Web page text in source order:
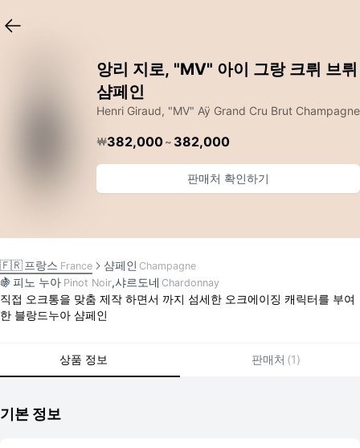
앙리 지로, "MV" 아이 그랑 크뤼 브뤼
샴페인
Henri Giraud, "MV" Aÿ Grand Cru Brut Champagne
￦382,000 ~ 382,000
판매처 확인하기
🇫🇷 프랑스 France 샴페인 Champagne
🍇피노 누아 Pinot Noir,샤르도네 Chardonnay
직접 오크통을 맞춤 제작 하면서 까지 섬세한 오크에이징 캐릭터를 부여
한 블랑드누아 샴페인
상품 정보 판매처 (1)
기본 정보